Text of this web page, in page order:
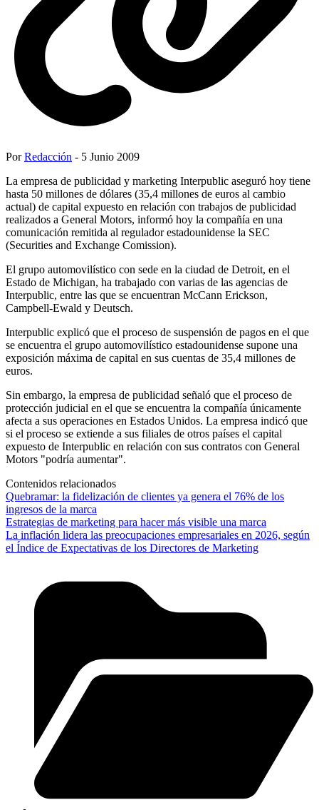
PorRedacción - 5 Junio 2009
La empresa de publicidad y marketing Interpublic aseguró hoy tiene
hasta 50 millones de dólares (35,4 millones de euros al cambio
actual) de capital expuesto en relación con trabajos de publicidad
realizados a General Motors, informó hoy la compañía en una
comunicación remitida al regulador estadounidense la SEC
(Securities and Exchange Comission).
El grupo automovilístico con sede en la ciudad de Detroit, en el
Estado de Michigan, ha trabajado con varias de las agencias de
Interpublic, entre las que se encuentran McCann Erickson,
Campbell-Ewald y Deutsch.
Interpublic explicó que el proceso de suspensión de pagos en el que
se encuentra el grupo automovilístico estadounidense supone una
exposición máxima de capital en sus cuentas de 35,4 millones de
euros.
Sin embargo, la empresa de publicidad señaló que el proceso de
protección judicial en el que se encuentra la compañía únicamente
afecta a sus operaciones en Estados Unidos. La empresa indicó que
si el proceso se extiende a sus filiales de otros países el capital
expuesto de Interpublic en relación con sus contratos con General
Motors "podría aumentar".
Contenidos relacionados
Quebramar: la fidelización de clientes ya genera el 76% de los
ingresos de la marca
Estrategias de marketing para hacer más visible una marca
La inflación lidera las preocupaciones empresariales en 2026, según
el Índice de Expectativas de los Directores de Marketing